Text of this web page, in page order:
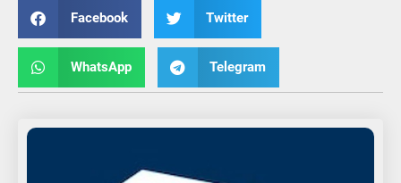
Facebook Twitter
WhatsApp Telegram